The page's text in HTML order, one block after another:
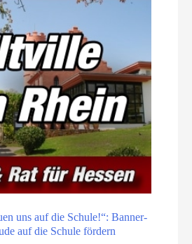
uns auf die Schule!“: Banner-
auf die Schule fördern